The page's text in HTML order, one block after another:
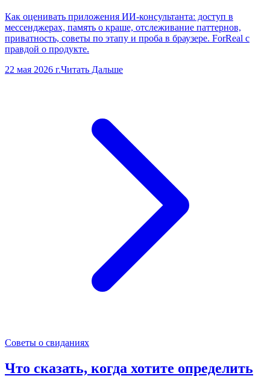
Как оценивать приложения ИИ-консультанта: доступ в
мессенджерах, память о краше, отслеживание паттернов,
приватность, советы по этапу и проба в браузере. ForReal с
правдой о продукте.
22 мая 2026 г.Читать Дальше
Советы о свиданиях
Что сказать, когда хотите определить